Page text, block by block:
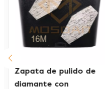
Zapata de pulido de
diamante con